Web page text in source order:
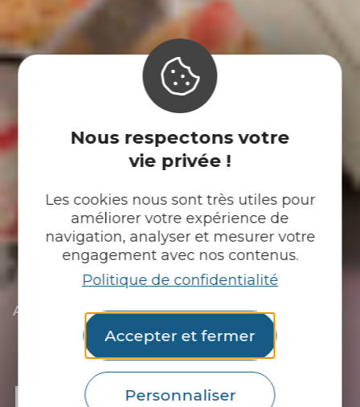
Nous respectons votre
vie privée !
Les cookies nous sont très utiles pour
améliorer votre expérience de
navigation, analyser et mesurer votre
engagement avec nos contenus.
Politique de confidentialité
Accepter et fermer
Personnaliser
Accueil Tu découvres | L’essentiel
Les communes du Pays du roi Morvan
Découvrir Le Croisty
Les commerces du Croisty
Les commerces du